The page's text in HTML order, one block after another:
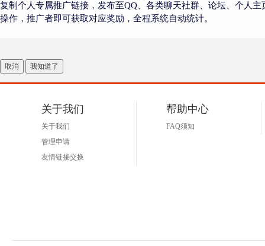
复制个人专属推广链接，发布至QQ、各类聊天社群、论坛、个人
操作，推广者即可获取对应奖励，全程系统自动统计。
取消 我知道了
关于我们
关于我们
管理申请
友情链接交换
帮助中心
FAQ须知